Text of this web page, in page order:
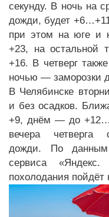
секунду. В ночь на
дожди, будет
при этом на юге и
+23, на
+16. В четверг
ночью — заморозки
В Челябинске
и без осадков.
+9, днём — до
вечера четверга
дожди. По данным
сервиса
похолодания пойдёт